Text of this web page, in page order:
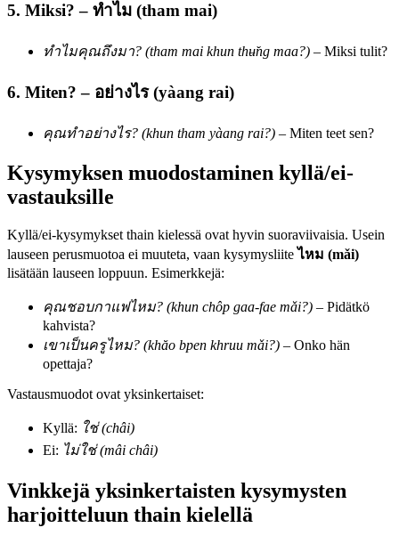
5. Miksi? – ทำไม (tham mai)
ทำไมคุณถึงมา? (tham mai khun thʉ̌ng maa?) – Miksi tulit?
6. Miten? – อย่างไร (yàang rai)
คุณทำอย่างไร? (khun tham yàang rai?) – Miten teet sen?
Kysymyksen muodostaminen kyllä/ei-
vastauksille
Kyllä/ei-kysymykset thain kielessä ovat hyvin suoraviivaisia. Usein
lauseen perusmuotoa ei muuteta, vaan kysymysliiteไหม (mǎi)
lisätään lauseen loppuun. Esimerkkejä:
คุณชอบกาแฟไหม? (khun chôp gaa-fae mǎi?) – Pidätkö
kahvista?
เขาเป็นครูไหม? (khăo bpen khruu mǎi?) – Onko hän
opettaja?
Vastausmuodot ovat yksinkertaiset:
Kyllä: ใช่ (châi)
Ei: ไม่ใช่ (mâi châi)
Vinkkejä yksinkertaisten kysymysten
harjoitteluun thain kielellä